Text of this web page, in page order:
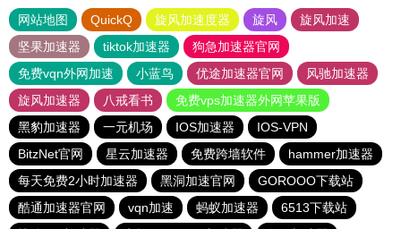
网站地图 QuickQ 旋风加速度器 旋风
旋风加速
坚果加速器
tiktok加速器
狗急加速器官网
免费vqn外网加速
小蓝鸟 优途加速器官网
风驰加速器
旋风加速器
八戒看书
免费vps加速器外网苹果版
黑豹加速器
一元机场 IOS加速器
IOS-VPN
BitzNet官网
星云加速器 免费跨墙软件
hammer加速器
每天免费2小时加速器
黑洞加速官网
GOROOO下载站
酷通加速器官网
vqn加速 蚂蚁加速器
6513下载站